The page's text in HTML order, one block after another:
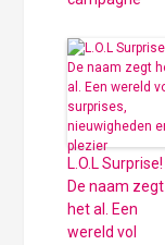
L.O.L Surprise!
De naam zegt
het al. Een
wereld vol